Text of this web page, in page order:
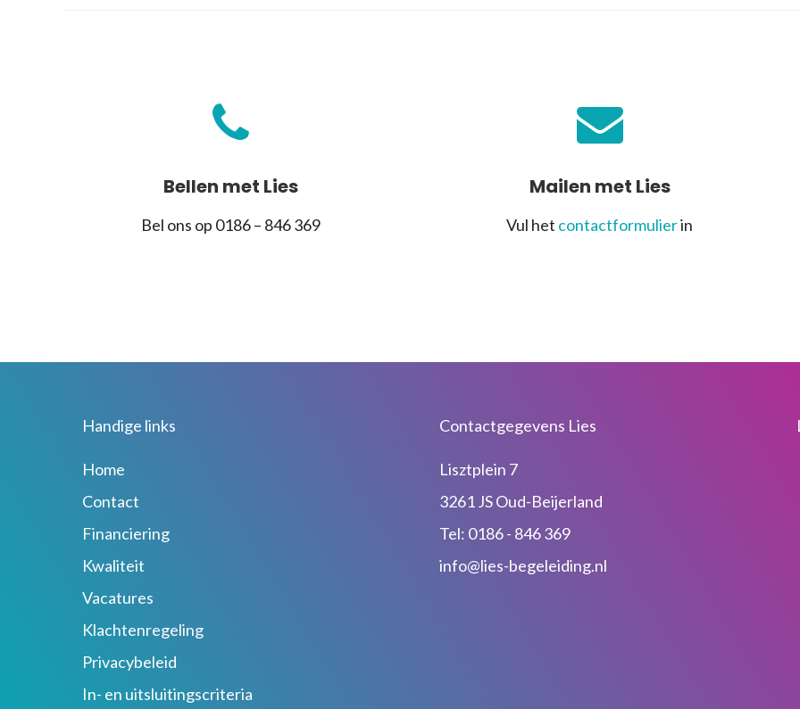
Bellen met Lies
Bel ons op 0186 – 846 369
Mailen met Lies
Vul het contactformulierin
Handige links
Home
Contact
Financiering
Kwaliteit
Vacatures
Klachtenregeling
Privacybeleid
In- en uitsluitingscriteria
Contactgegevens Lies
Lisztplein 7
3261 JS Oud-Beijerland
Tel: 0186 - 846 369
info@lies-begeleiding.nl